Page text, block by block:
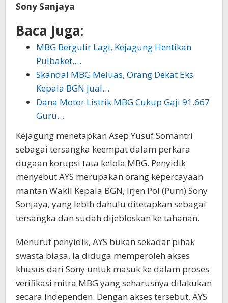
Sony Sanjaya
Baca Juga:
MBG Bergulir Lagi, Kejagung Hentikan
Pulbaket,…
Skandal MBG Meluas, Orang Dekat Eks
Kepala BGN Jual…
Dana Motor Listrik MBG Cukup Gaji 91.667
Guru…
Kejagung menetapkan Asep Yusuf Somantri
sebagai tersangka keempat dalam perkara
dugaan korupsi tata kelola MBG. Penyidik
menyebut AYS merupakan orang kepercayaan
mantan Wakil Kepala BGN, Irjen Pol (Purn) Sony
Sonjaya, yang lebih dahulu ditetapkan sebagai
tersangka dan sudah dijebloskan ke tahanan.
Menurut penyidik, AYS bukan sekadar pihak
swasta biasa. Ia diduga memperoleh akses
khusus dari Sony untuk masuk ke dalam proses
verifikasi mitra MBG yang seharusnya dilakukan
secara independen. Dengan akses tersebut, AYS